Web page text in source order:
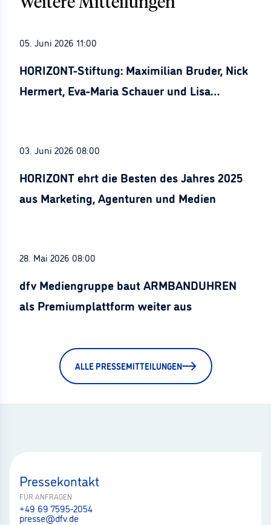
05. Juni 2026 11:00
HORIZONT-Stiftung: Maximilian Bruder, Nick
Hermert, Eva-Maria Schauer und Lisa
03. Juni 2026 08:00
HORIZONT ehrt die Besten des Jahres 2025
aus Marketing, Agenturen und Medien
28. Mai 2026 08:00
dfv Mediengruppe baut ARMBANDUHREN
als Premiumplattform weiter aus
ALLE PRESSEMITTEILUNGEN
Pressekontakt
FÜR ANFRAGEN
+49 69 7595-2054
presse@dfv.de